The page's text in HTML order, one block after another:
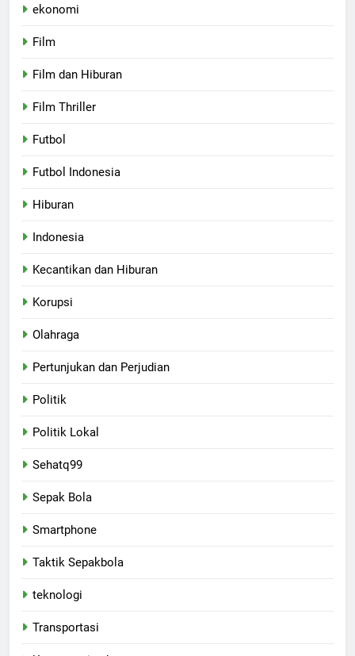
ekonomi
Film
Film dan Hiburan
Film Thriller
Futbol
Futbol Indonesia
Hiburan
Indonesia
Kecantikan dan Hiburan
Korupsi
Olahraga
Pertunjukan dan Perjudian
Politik
Politik Lokal
Sehatq99
Sepak Bola
Smartphone
Taktik Sepakbola
teknologi
Transportasi